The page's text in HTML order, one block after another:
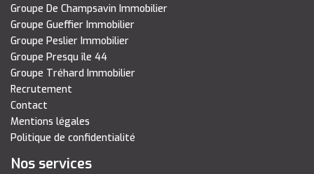
Groupe De Champsavin Immobilier
Groupe Gueffier Immobilier
Groupe Peslier Immobilier
Groupe Presqu île 44
Groupe Tréhard Immobilier
Recrutement
Contact
Mentions légales
Politique de confidentialité
Nos services